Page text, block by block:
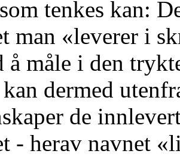
tenkes kan:
man «leverer i
å måle i den
dermed
de
- herav navnet